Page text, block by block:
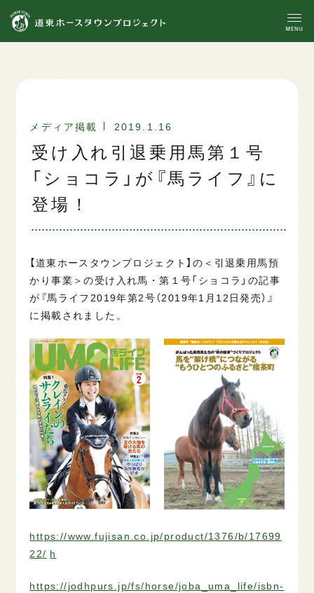
メディア掲載 2019.1.16
受け入れ引退乗用馬第１号
「ショコラ」が『馬ライフ』に
登場！
【道東ホースタウンプロジェクト】の＜引退乗用馬預
かり事業＞の受け入れ馬・第１号「ショコラ」の記事
が『馬ライフ2019年第2号（2019年1月12日発売）』
に掲載されました。
https://www.fujisan.co.jp/product/1376/b/17699
22/ h
https://jodhpurs.jp/fs/horse/joba_uma_life/isbn-